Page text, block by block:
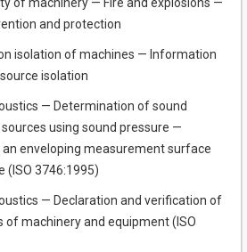
of machinery — Fire and explosions —
and protection
isolation of machines — Information
isolation
— Determination of sound
using sound pressure —
enveloping measurement surface
(ISO 3746:1995)
— Declaration and verification of
of machinery and equipment (ISO